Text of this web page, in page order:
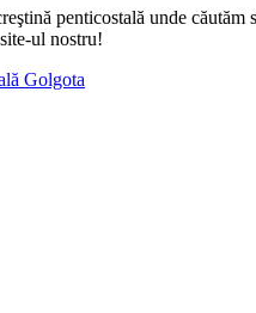
penticostală unde
ul nostru!
Golgota